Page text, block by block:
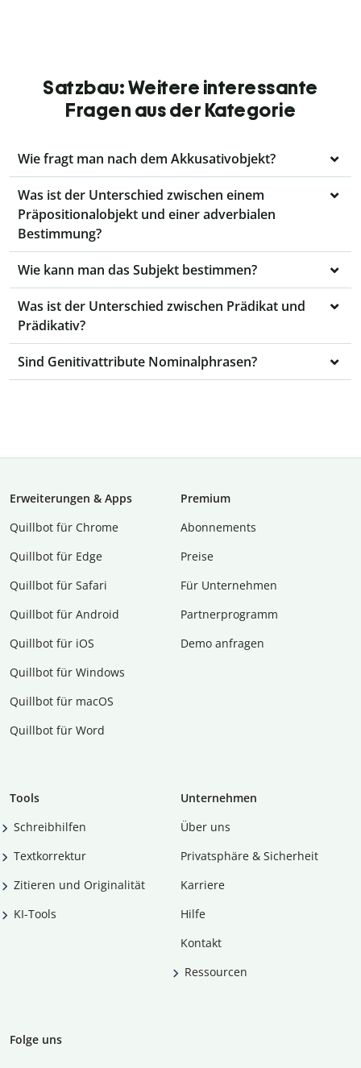
Satzbau: Weitere interessante
Fragen aus der Kategorie
Wie fragt man nach dem Akkusativobjekt?
Was ist der Unterschied zwischen einem
Präpositionalobjekt und einer adverbialen
Bestimmung?
Wie kann man das Subjekt bestimmen?
Was ist der Unterschied zwischen Prädikat und
Prädikativ?
Sind Genitivattribute Nominalphrasen?
Erweiterungen & Apps
Quillbot für Chrome
Quillbot für Edge
Quillbot für Safari
Quillbot für Android
Quillbot für iOS
Quillbot für Windows
Quillbot für macOS
Quillbot für Word
Premium
Abon­ne­ments
Preise
Für Unternehmen
Partnerprogramm
Demo anfragen
Tools
Schreibhilfen
Textkorrektur
Zitieren und Originalität
KI-Tools
Unternehmen
Über uns
Privatsphäre & Sicherheit
Karriere
Hilfe
Kontakt
Ressourcen
Folge uns